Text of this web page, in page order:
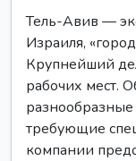
Тель-Авив —
Израиля,
Крупнейший
рабочих мест.
требующие
компании